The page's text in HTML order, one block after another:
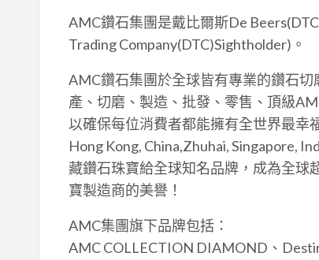
AMC鑽石集團是戴比爾斯De
Trading Company(DTC)Sightholder)。
AMC鑽石集團於全球皆有專業的鑽石
產、切磨、製造、批發、零售、頂級
以確保每位消費者都能擁有全世界最幸
Hong Kong, China,Zhuhai, Singapore,
藏鑽石珠寶給全球知名品牌，成為全球
寶製造商的美譽！
AMC集團旗下品牌包括：
AMC COLLECTION DIAMOND、